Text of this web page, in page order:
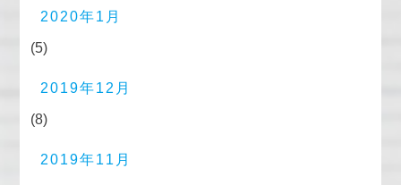
2020年1月
(5)
2019年12月
(8)
2019年11月